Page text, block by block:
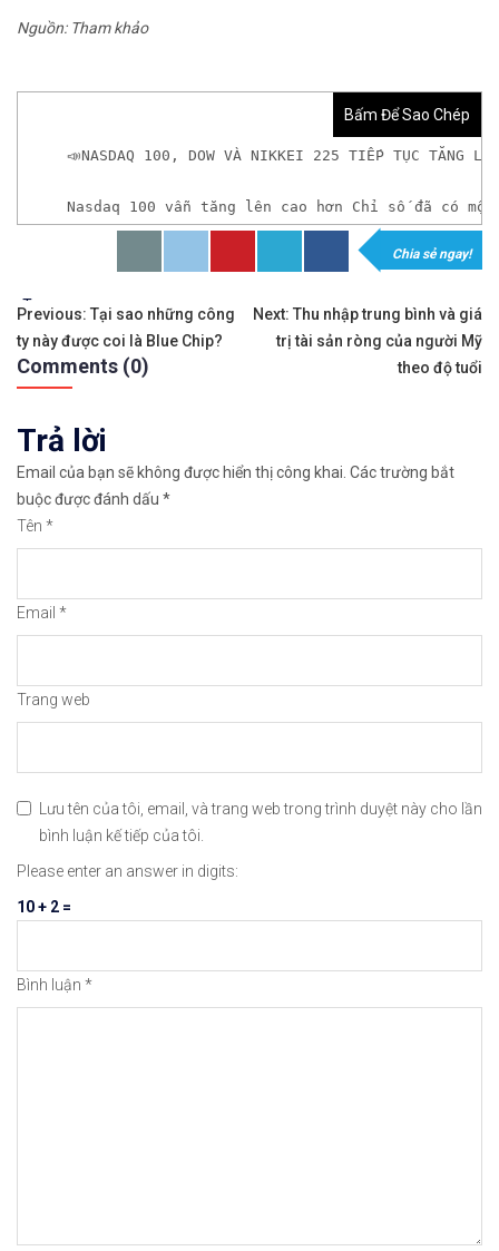
Nguồn: Tham khảo
Bấm Để Sao Chép
📣NASDAQ 100, DOW VÀ NIKKEI 225 TIẾP TỤC TĂNG LÊN
Nasdaq 100 vẫn tăng lên cao hơn ​Chỉ số đã có
𝘟𝘦𝘮 𝘤𝘩𝘪 𝘵𝘪ế𝘵: https://chungkhoanforex.com/
✨🏆Đầ𝐮 𝐭ư 𝐯à 𝐋ướ𝐭 𝐬ó𝐧𝐠 𝐜á𝐜 𝐜ổ 𝐩𝐡𝐢ế𝐮 𝐭𝐫ê𝐧 𝐭𝐡ị 𝐭𝐫ườ𝐧𝐠
✅𝘔ở 𝘵à𝘪 𝘬𝘩𝘰ả𝘯 𝘵𝘳ê𝘯 𝘴à𝘯 𝘌𝘹𝘯𝘦𝘴𝘴 𝘜𝘺 𝘛í𝘯 𝘷à 𝘱𝘩ù
👉Thuộc top 3 sàn nổi tiếng thế giới, được nhiều
👉Xem cách Đặt Lệnh, Đóng Lệnh và CopyTrade
🔗https://chungkhoanforex.com/nasdaq-100-dow-
😘Cảm ơn bạn đã xem thông tin😘🍀🤗Chúc bạn
#icmarkets #exness #taichinh #dautu #chungkhoan
Chia sẻ ngay!
Tags:
Điều
hướng
viết
Previous: Tại sao những công
ty này được coi là Blue Chip?
Next: Thu nhập trung bình và giá
trị tài sản ròng của người Mỹ
theo độ tuổi
Comments (0)
Trả lời
Email của bạn sẽ không được hiển thị công khai. Các trường bắt
buộc được đánh dấu *
Tên *
Email *
Trang web
Lưu tên của tôi, email, và trang web trong trình duyệt này cho lần
bình luận kế tiếp của tôi.
Please enter an answer in digits:
10 + 2 =
Bình luận *